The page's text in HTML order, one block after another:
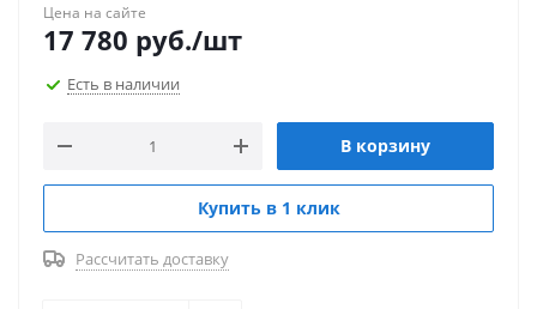
Цена на сайте
17 780 руб./шт
Есть в наличии
В корзину
Купить в 1 клик
Рассчитать доставку